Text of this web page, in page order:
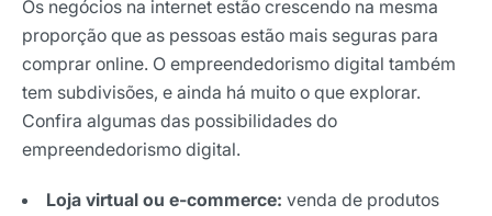
Os negócios na internet estão crescendo na mesma
proporção que as pessoas estão mais seguras para
comprar online. O empreendedorismo digital também
tem subdivisões, e ainda há muito o que explorar.
Confira algumas das possibilidades do
empreendedorismo digital.
Loja virtual ou e-commerce: venda de produtos